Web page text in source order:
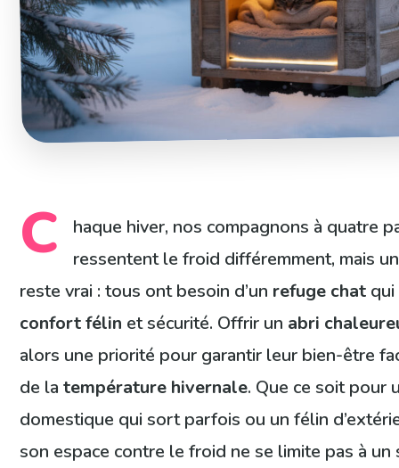
C
haque hiver, nos compagnons à quatre
ressentent le froid différemment, mais
reste vrai : tous ont besoin d’un refuge chat
confort félin et sécurité. Offrir un abri
alors une priorité pour garantir leur bien-être
de latempérature hivernale. Que ce soit pour
domestique qui sort parfois ou un félin
son espace contre le froid ne se limite pas à un